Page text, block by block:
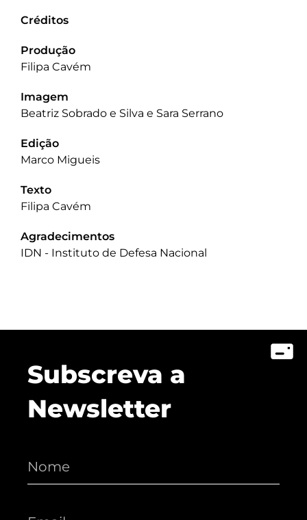
Créditos
Produção
Filipa Cavém
Imagem
Beatriz Sobrado e Silva e Sara Serrano
Edição
Marco Migueis
Texto
Filipa Cavém
Agradecimentos
IDN - Instituto de Defesa Nacional
Subscreva a
Newsletter